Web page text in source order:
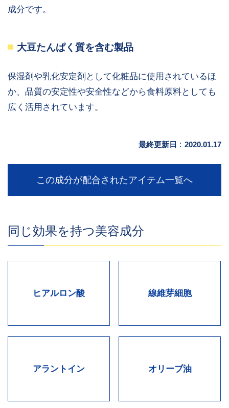
成分です。
大豆たんぱく質を含む製品
保湿剤や乳化安定剤として化粧品に使用されているほ
か、品質の安定性や安全性などから食料原料としても
広く活用されています。
最終更新日 : 2020.01.17
この成分が配合されたアイテム一覧へ
同じ効果を持つ美容成分
ヒアルロン酸 線維芽細胞
アラントイン オリーブ油